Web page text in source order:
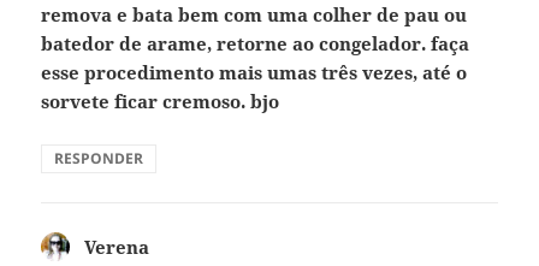
remova e bata bem com uma colher de pau ou
batedor de arame, retorne ao congelador. faça
esse procedimento mais umas três vezes, até o
sorvete ficar cremoso. bjo
RESPONDER
Verena